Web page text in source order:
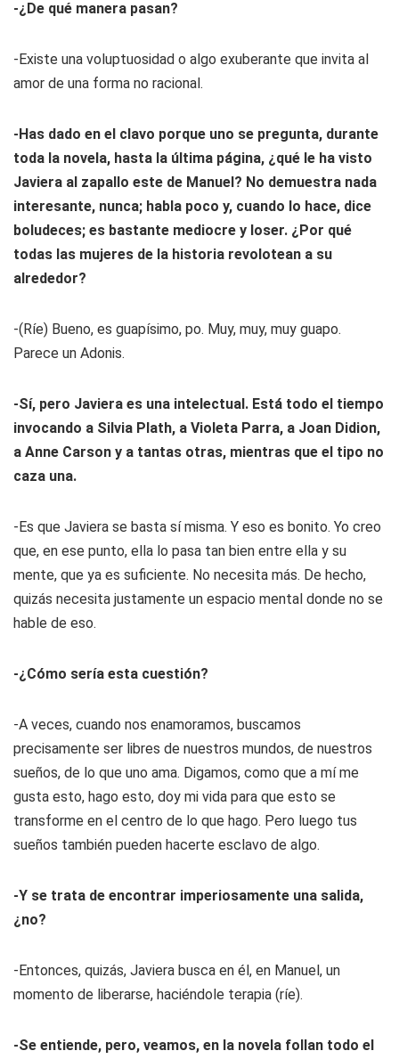
-¿De qué manera pasan?
-Existe una voluptuosidad o algo exuberante que invita al
amor de una forma no racional.
-Has dado en el clavo porque uno se pregunta, durante
toda la novela, hasta la última página, ¿qué le ha visto
Javiera al zapallo este de Manuel? No demuestra nada
interesante, nunca; habla poco y, cuando lo hace, dice
boludeces; es bastante mediocre y loser. ¿Por qué
todas las mujeres de la historia revolotean a su
alrededor?
-(Ríe) Bueno, es guapísimo, po. Muy, muy, muy guapo.
Parece un Adonis.
-Sí, pero Javiera es una intelectual. Está todo el tiempo
invocando a Silvia Plath, a Violeta Parra, a Joan Didion,
a Anne Carson y a tantas otras, mientras que el tipo no
caza una.
-Es que Javiera se basta sí misma. Y eso es bonito. Yo creo
que, en ese punto, ella lo pasa tan bien entre ella y su
mente, que ya es suficiente. No necesita más. De hecho,
quizás necesita justamente un espacio mental donde no se
hable de eso.
-¿Cómo sería esta cuestión?
-A veces, cuando nos enamoramos, buscamos
precisamente ser libres de nuestros mundos, de nuestros
sueños, de lo que uno ama. Digamos, como que a mí me
gusta esto, hago esto, doy mi vida para que esto se
transforme en el centro de lo que hago. Pero luego tus
sueños también pueden hacerte esclavo de algo.
-Y se trata de encontrar imperiosamente una salida,
¿no?
-Entonces, quizás, Javiera busca en él, en Manuel, un
momento de liberarse, haciéndole terapia (ríe).
-Se entiende, pero, veamos, en la novela follan todo el